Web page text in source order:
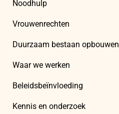
Noodhulp
Vrouwenrechten
Duurzaam bestaan opbouwen
Waar we werken
Beleidsbeïnvloeding
Kennis en onderzoek